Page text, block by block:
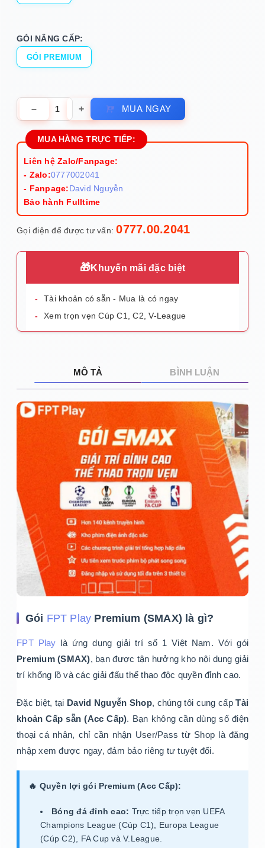
GÓI NÂNG CẤP:
GÓI PREMIUM
– + MUA NGAY
MUA HÀNG TRỰC TIẾP:
Liên hệ Zalo/Fanpage:
- Zalo:0777002041
- Fanpage:David Nguyễn
Bảo hành Fulltime
Gọi điện để được tư vấn:0777.00.2041
🎁Khuyến mãi đặc biệt
Tài khoản có sẵn - Mua là có ngay
Xem trọn vẹn Cúp C1, C2, V-League
MÔ TẢ BÌNH LUẬN
Gói FPT Play Premium (SMAX) là gì?
FPT Play là ứng dụng giải trí số 1 Việt Nam. Với gói
Premium (SMAX), bạn được tận hưởng kho nội dung giải
trí khổng lồ và các giải đấu thể thao độc quyền đỉnh cao.
Đặc biệt, tại David Nguyễn Shop, chúng tôi cung cấpTài
khoản Cấp sẵn (Acc Cấp). Bạn không cần dùng số điện
thoại cá nhân, chỉ cần nhận User/Pass từ Shop là đăng
nhập xem được ngay, đảm bảo riêng tư tuyệt đối.
🔥 Quyền lợi gói Premium (Acc Cấp):
Bóng đá đỉnh cao: Trực tiếp trọn vẹn UEFA
Champions League (Cúp C1), Europa League
(Cúp C2), FA Cup và V.League.